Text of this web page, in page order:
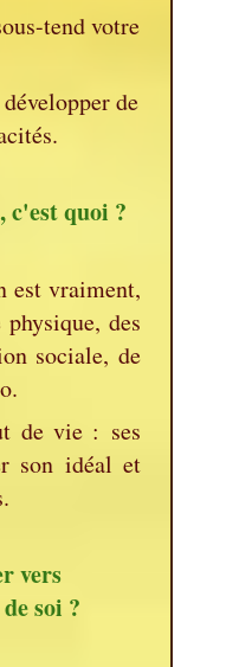
tend votre
de
c'est quoi ?
est vraiment,
des
sociale, de
de vie : ses
son idéal et
vers
soi ?